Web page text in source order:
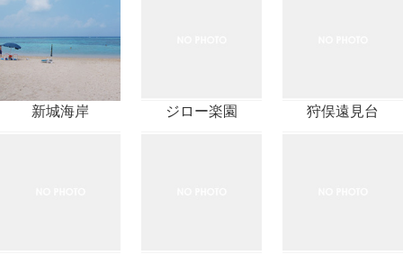
新城海岸 ジロー楽園 狩俣遠見台